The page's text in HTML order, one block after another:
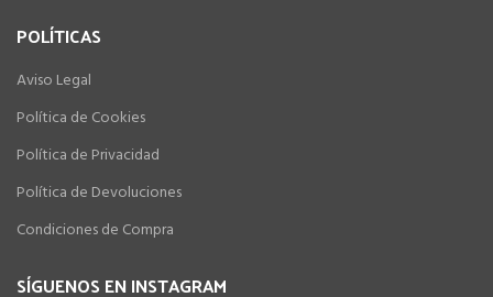
POLÍTICAS
Aviso Legal
Política de Cookies
Política de Privacidad
Política de Devoluciones
Condiciones de Compra
SÍGUENOS EN INSTAGRAM